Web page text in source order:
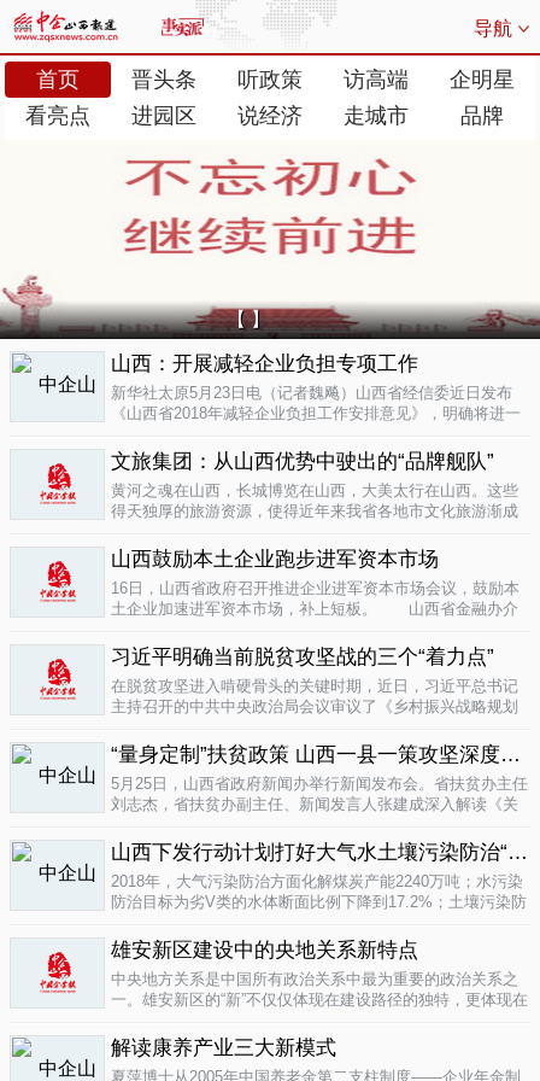
导航
首页 晋头条 听政策 访高端
企明星
看亮点
进园区 说经济 走城市 品牌
【 】
山西：开展减轻企业负担专项工作
新华社太原5月23日电（记者魏飚）山西省经信委近日发布
《山西省2018年减轻企业负担工作安排意见》，明确将进一
大对涉企乱收...
文旅集团：从山西优势中驶出的“品牌舰队”
黄河之魂在山西，长城博览在山西，大美太行在山西。这些
得天独厚的旅游资源，使得近年来我省各地市文化旅游渐成
业培育成...
山西鼓励本土企业跑步进军资本市场
16日，山西省政府召开推进企业进军资本市场会议，鼓励本
土企业加速进军资本市场，补上短板。 山西省金融办介
习近平明确当前脱贫攻坚战的三个“着力点”
在脱贫攻坚进入啃硬骨头的关键时期，近日，习近平总书记
主持召开的中共中央政治局会议审议了《乡村振兴战略规划
见》。...
“量身定制”扶贫政策 山西一县一策攻坚深度贫困
5月25日，山西省政府新闻办举行新闻发布会。省扶贫办主任
刘志杰，省扶贫办副主任、新闻发言人张建成深入解读《关
问。据了解...
04-12
山西下发行动计划打好大气水土壤污染防治“三战役”
2018年，大气污染防治方面化解煤炭产能2240万吨；水污染
防治目标为劣V类的水体断面比例下降到17.2%；土壤污染防
记者从山...
雄安新区建设中的央地关系新特点
中央地方关系是中国所有政治关系中最为重要的政治关系之
一。雄安新区的“新”不仅仅体现在建设路径的独特，更体现在
解读康养产业三大新模式
夏萍博士从2005年中国养老金第二支柱制度——企业年金制